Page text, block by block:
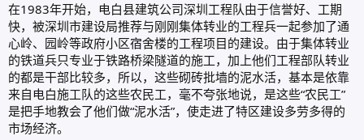
在1983年开始，电白县建筑公司深圳工程队由于信誉好、工期
快，被深圳市建设局推荐与刚刚集体转业的工程兵一起参加了通
心岭、园岭等政府小区宿舍楼的工程项目的建设。由于集体转业
的铁道兵只专业于铁路桥梁隧道的施工，加上他们工程部队转业
的都是干部比较多，所以，这些砌砖批墙的泥水活，基本是依靠
来自电白施工队的这些农民工，毫不夸张地说，是这些“农民工”
是把手地教会了他们做“泥水活”，使走进了特区建设多劳多得的
市场经济。